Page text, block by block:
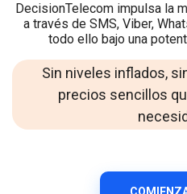
DecisionTelecom impulsa la
a través de SMS, Viber,
todo ello bajo una
Sin niveles inflados,
precios sencillos